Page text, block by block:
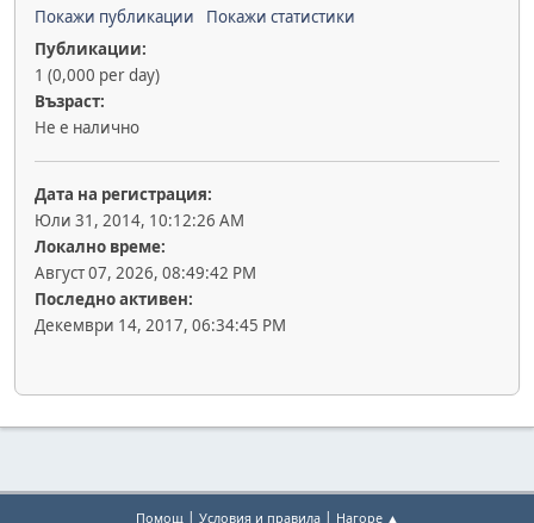
Покажи публикации
Покажи статистики
Публикации:
1 (0,000 per day)
Възраст:
Не е налично
Дата на регистрация:
Юли 31, 2014, 10:12:26 AM
Локално време:
Август 07, 2026, 08:49:42 PM
Последно активен:
Декември 14, 2017, 06:34:45 PM
Помощ| Условия и правила| Нагоре ▲